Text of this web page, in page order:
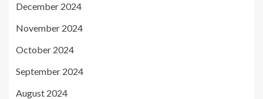
December 2024
November 2024
October 2024
September 2024
August 2024